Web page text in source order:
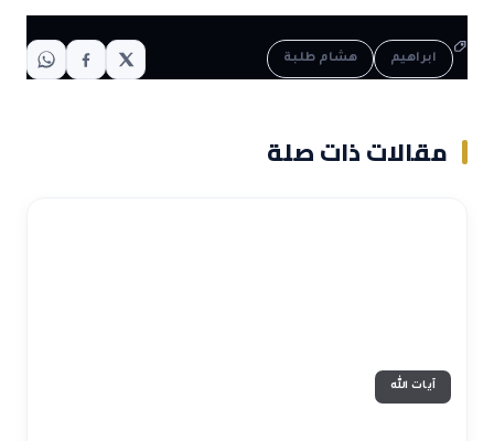
ابراهيم هشام طلبة
مقالات ذات صلة
آيات الله